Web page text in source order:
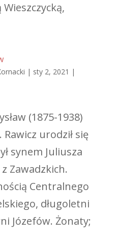
| sty 2, 2021 |
(1875-1938)
Rawicz urodził się
synem Juliusza
Zawadzkich.
Centralnego
długoletni
Józefów. Żonaty;